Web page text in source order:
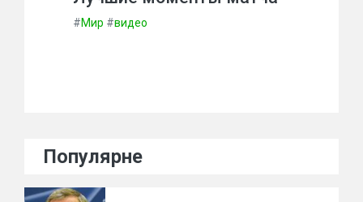
#Мир #видео
Популярне